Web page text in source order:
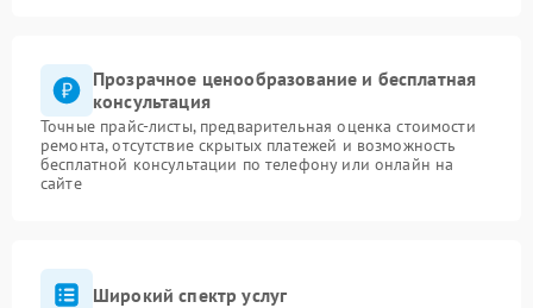
Прозрачное ценообразование и бесплатная
консультация
Точные прайс-листы, предварительная оценка стоимости
ремонта, отсутствие скрытых платежей и возможность
бесплатной консультации по телефону или онлайн на
сайте
Широкий спектр услуг